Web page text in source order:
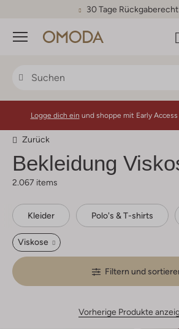
30 Tage Rückgaberecht
Menü
Logge dich ein und shoppe mit Early Access
Zurück
Bekleidung
2.067 items
Kleider Polo's & T-shirts
Viskose
Filtern und
Vorherige Produkte